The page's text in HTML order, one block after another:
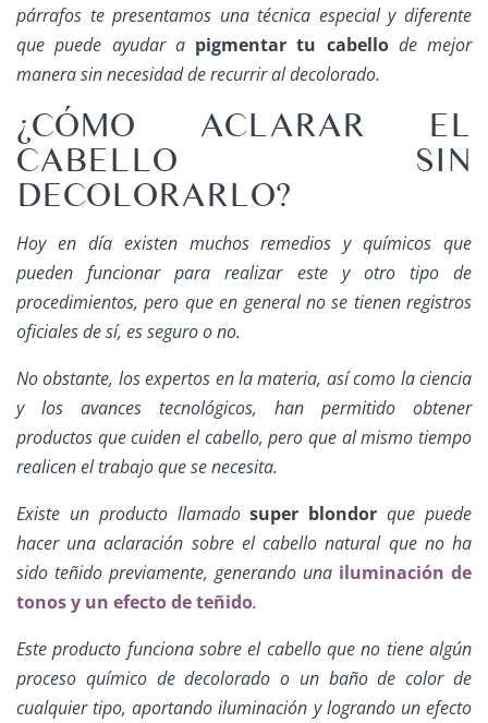
párrafos te presentamos una técnica especial y diferente
que puede ayudar a pigmentar tu cabellode mejor
manera sin necesidad de recurrir al decolorado.
¿CÓMO ACLARAR EL
CABELLO SIN
DECOLORARLO?
Hoy en día existen muchos remedios y químicos que
pueden funcionar para realizar este y otro tipo de
procedimientos, pero que en general no se tienen registros
oficiales de sí, es seguro o no.
No obstante, los expertos en la materia, así como la ciencia
y los avances tecnológicos, han permitido obtener
productos que cuiden el cabello, pero que al mismo tiempo
realicen el trabajo que se necesita.
Existe un producto llamadosuper blondor que puede
hacer una aclaración sobre el cabello natural que no ha
sido teñido previamente, generando una iluminación de
tonos y un efecto de teñido.
Este producto funciona sobre el cabello que no tiene algún
proceso químico de decolorado o un baño de color de
cualquier tipo, aportando iluminación y logrando un efecto